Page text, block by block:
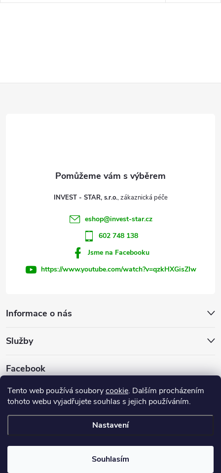
Tento web používá souborycookie. Dalším procházením
tohoto webu vyjadřujete souhlas s jejich používáním.
Nastavení
Souhlasím
Informace o nás
Služby
Facebook
INVEST - STAR, s.r.o.
eshop@invest-star.cz
602 748 138
Jsme na Facebooku
https://www.youtube.com/watch?v=qzkHXGisZIw
Copyright 2026INVEST - STAR, s.r.o.. Všechna práva vyhrazena.